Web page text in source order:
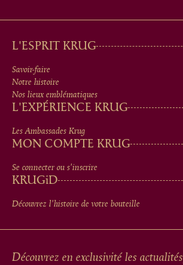
MAIN
MEN
IN
FOOTER
L'ESPRIT KRUG
Savoir-faire
Notre histoire
Nos lieux emblématiques
L'EXPÉRIENCE KRUG
Les Ambassades Krug
MON COMPTE KRUG
Se connecter ou s'inscrire
KRUGiD
Découvrez l'histoire de votre bouteille
Découvrez en exclusivité les